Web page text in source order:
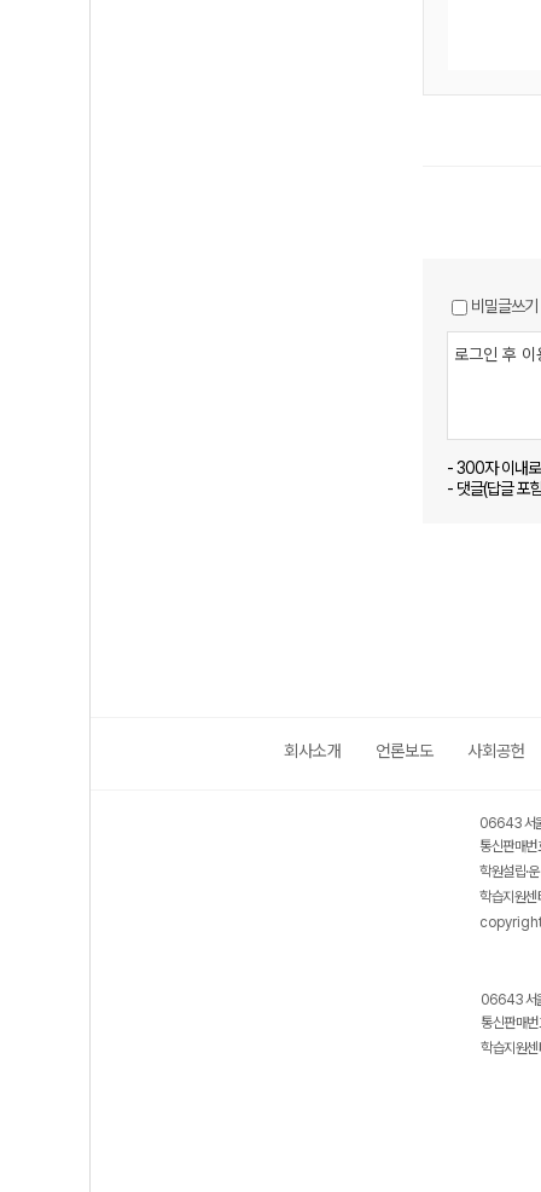
비밀글쓰기
- 300자 이내
- 댓글(답글 포
회사소개 언론보도 사회공헌
06643 서
통신판매
학원설립·
학습지원
06643 서
통신판매
학습지원